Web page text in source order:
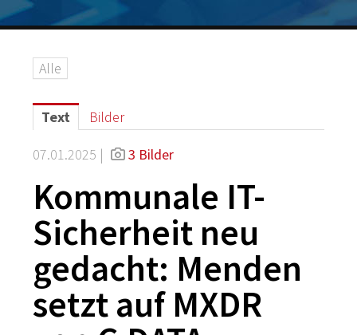
Logos
IT-Security
G DATA Campus
Kontakt
Alle
Text Bilder
07.01.2025 | 3 Bilder
Kommunale IT-
Sicherheit neu
gedacht: Menden
setzt auf MXDR